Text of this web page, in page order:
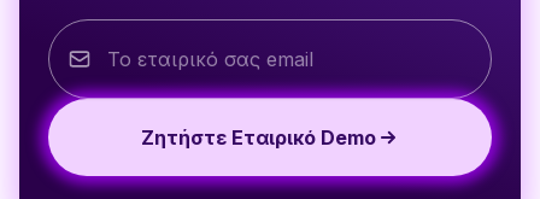
Ζητήστε Εταιρικό Demo